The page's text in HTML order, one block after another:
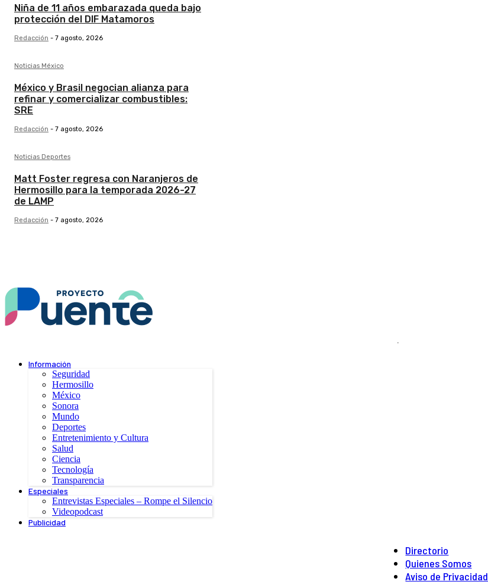
Niña de 11 años embarazada queda bajo
protección del DIF Matamoros
Redacción - 7 agosto, 2026
Noticias México
México y Brasil negocian alianza para
refinar y comercializar combustibles:
SRE
Redacción - 7 agosto, 2026
Noticias Deportes
Matt Foster regresa con Naranjeros de
Hermosillo para la temporada 2026-27
de LAMP
Redacción - 7 agosto, 2026
.
Información
Seguridad
Hermosillo
México
Sonora
Mundo
Deportes
Entretenimiento y Cultura
Salud
Ciencia
Tecnología
Transparencia
Especiales
Entrevistas Especiales – Rompe el Silencio
Videopodcast
Publicidad
Directorio
Quienes Somos
Aviso de Privacidad